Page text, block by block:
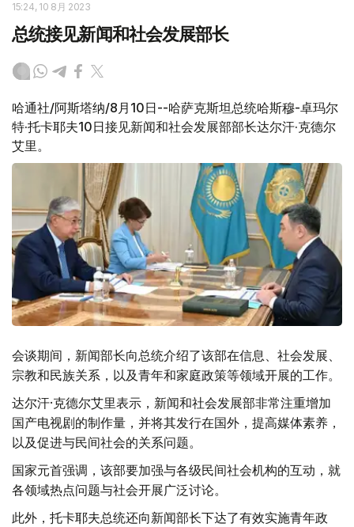
15:24, 10 8月 2023
总统接见新闻和社会发展部长
哈通社/阿斯塔纳/8月10日--哈萨克斯坦总统哈斯穆-卓玛尔
特·托卡耶夫10日接见新闻和社会发展部部长达尔汗·克德尔
艾里。
会谈期间，新闻部长向总统介绍了该部在信息、社会发展、
宗教和民族关系，以及青年和家庭政策等领域开展的工作。
达尔汗·克德尔艾里表示，新闻和社会发展部非常注重增加
国产电视剧的制作量，并将其发行在国外，提高媒体素养，
以及促进与民间社会的关系问题。
国家元首强调，该部要加强与各级民间社会机构的互动，就
各领域热点问题与社会开展广泛讨论。
此外，托卡耶夫总统还向新闻部长下达了有效实施青年政